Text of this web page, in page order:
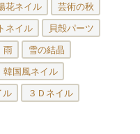
花ネイル 芸術の秋
ネイル 貝殻パーツ
雨 雪の結晶
韓国風ネイル
ル ３Ｄネイル